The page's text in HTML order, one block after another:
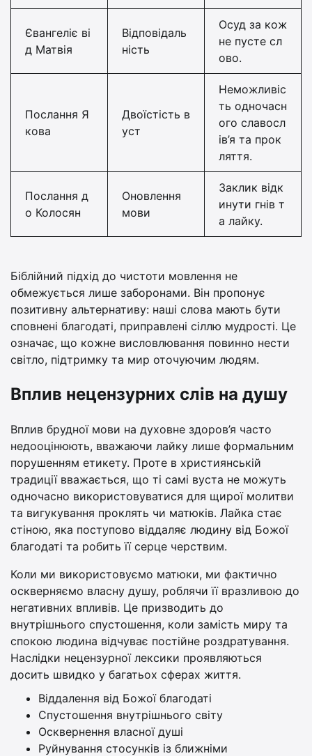
Євангеліє ві
д Матвія
Відповідаль
ність
Осуд за кож
не пусте сл
ово.
Послання Я
кова
Двоїстість в
уст
Неможливіс
ть одночасн
ого славосл
ів’я та прок
ляття.
Послання д
о Колосян
Оновлення
мови
Заклик відк
инути гнів т
а лайку.
Біблійний підхід до чистоти мовлення не
обмежується лише заборонами. Він пропонує
позитивну альтернативу: наші слова мають бути
сповнені благодаті, приправлені сіллю мудрості. Це
означає, що кожне висловлювання повинно нести
світло, підтримку та мир оточуючим людям.
Вплив нецензурних слів на душу
Вплив брудної мови на духовне здоров’я часто
недооцінюють, вважаючи лайку лише формальним
порушенням етикету. Проте в християнській
традиції вважається, що ті самі вуста не можуть
одночасно використовуватися для щирої молитви
та вигукування проклять чи матюків. Лайка стає
стіною, яка поступово віддаляє людину від Божої
благодаті та робить її серце черствим.
Коли ми використовуємо матюки, ми фактично
оскверняємо власну душу, роблячи її вразливою до
негативних впливів. Це призводить до
внутрішнього спустошення, коли замість миру та
спокою людина відчуває постійне роздратування.
Наслідки нецензурної лексики проявляються
досить швидко у багатьох сферах життя.
Віддалення від Божої благодаті
Спустошення внутрішнього світу
Осквернення власної душі
Руйнування стосунків із ближніми